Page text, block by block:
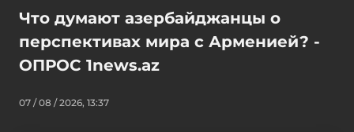
Что думают азербайджанцы о
перспективах мира с Арменией? -
ОПРОС 1news.az
07 / 08 / 2026, 13:37